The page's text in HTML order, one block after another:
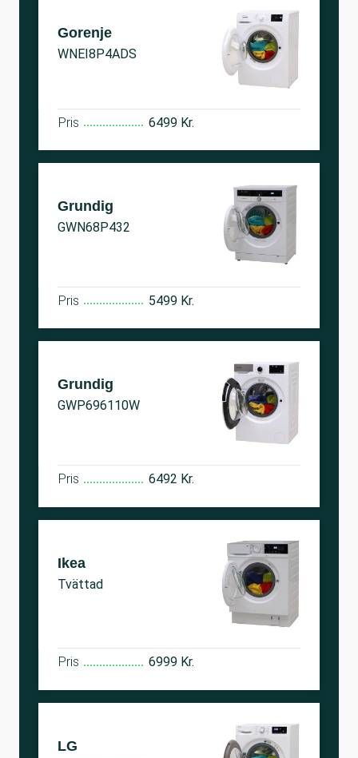
Gorenje
WNEI8P4ADS
Pris 6499 Kr.
Grundig
GWN68P432
Pris 5499 Kr.
Grundig
GWP696110W
Pris 6492 Kr.
Ikea
Tvättad
Pris 6999 Kr.
LG